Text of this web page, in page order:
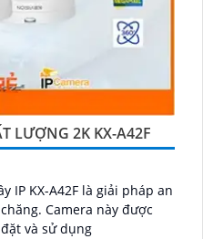
LƯỢNG 2K KX-A42F
IP KX-A42F là giải pháp an
này được
và sử dụng